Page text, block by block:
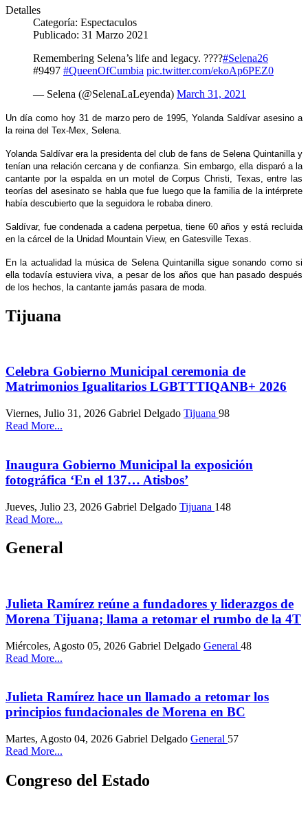
Detalles
Categoría: Espectaculos
Publicado: 31 Marzo 2021
Remembering Selena’s life and legacy. ????#Selena26
#9497 #QueenOfCumbia pic.twitter.com/ekoAp6PEZ0
— Selena (@SelenaLaLeyenda) March 31, 2021
Un día como hoy 31 de marzo pero de 1995, Yolanda Saldívar asesino a
la reina del Tex-Mex, Selena.
Yolanda Saldívar era la presidenta del club de fans de Selena Quintanilla y
tenían una relación cercana y de confianza. Sin embargo, ella disparó a la
cantante por la espalda en un motel de Corpus Christi, Texas, entre las
teorías del asesinato se habla que fue luego que la familia de la intérprete
había descubierto que la seguidora le robaba dinero.
Saldívar, fue condenada a cadena perpetua, tiene 60 años y está recluida
en la cárcel de la Unidad Mountain View, en Gatesville Texas.
En la actualidad la música de Selena Quintanilla sigue sonando como si
ella todavía estuviera viva, a pesar de los años que han pasado después
de los hechos, la cantante jamás pasara de moda.
Tijuana
Celebra Gobierno Municipal ceremonia de
Matrimonios Igualitarios LGBTTTIQANB+ 2026
Viernes, Julio 31, 2026 Gabriel Delgado Tijuana 98
Read More...
Inaugura Gobierno Municipal la exposición
fotográfica ‘En el 137… Atisbos’
Jueves, Julio 23, 2026 Gabriel Delgado Tijuana 148
Read More...
General
Julieta Ramírez reúne a fundadores y liderazgos de
Morena Tijuana; llama a retomar el rumbo de la 4T
Miércoles, Agosto 05, 2026 Gabriel Delgado General 48
Read More...
Julieta Ramírez hace un llamado a retomar los
principios fundacionales de Morena en BC
Martes, Agosto 04, 2026 Gabriel Delgado General 57
Read More...
Congreso del Estado